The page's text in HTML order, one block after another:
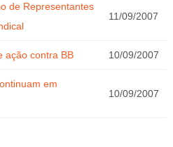
de Representantes
11/09/2007
ação contra BB 10/09/2007
em
10/09/2007